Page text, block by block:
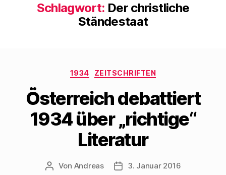
Schlagwort: Der christliche
Ständestaat
Kategorien
1934 ZEITSCHRIFTEN
Österreich debattiert
1934 über „richtige“
Literatur
Beitragsautor
Von Andreas Beitragsdatum
3. Januar 2016